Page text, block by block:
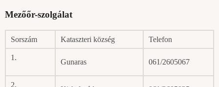
Mezőőr-szolgálat
Sorszám Kataszteri község Telefon
1.
Gunaras 061/2605067
2.